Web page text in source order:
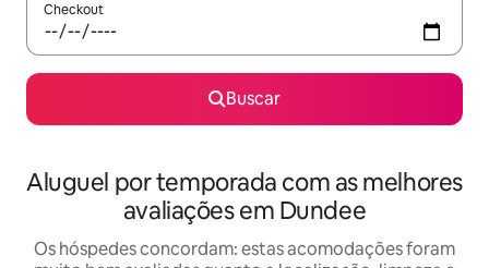
Checkout
Buscar
Aluguel por temporada com as melhores
avaliações em Dundee
Os hóspedes concordam: estas acomodações foram